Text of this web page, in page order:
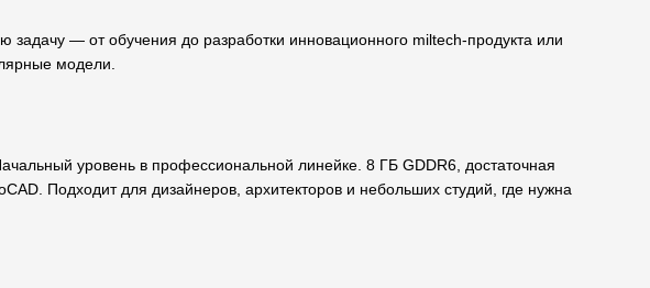
— от обучения до разработки инновационного miltech-продукта или
модели.
уровень в профессиональной линейке. 8 ГБ GDDR6, достаточная
Подходит для дизайнеров, архитекторов и небольших студий, где нужна